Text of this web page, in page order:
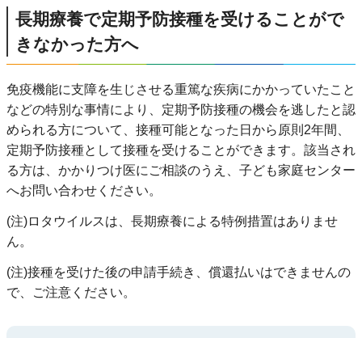
長期療養で定期予防接種を受けることがで
きなかった方へ
免疫機能に支障を生じさせる重篤な疾病にかかっていたこと
などの特別な事情により、定期予防接種の機会を逃したと認
められる方について、接種可能となった日から原則2年間、
定期予防接種として接種を受けることができます。該当され
る方は、かかりつけ医にご相談のうえ、子ども家庭センター
へお問い合わせください。
(注)ロタウイルスは、長期療養による特例措置はありませ
ん。
(注)接種を受けた後の申請手続き、償還払いはできませんの
で、ご注意ください。